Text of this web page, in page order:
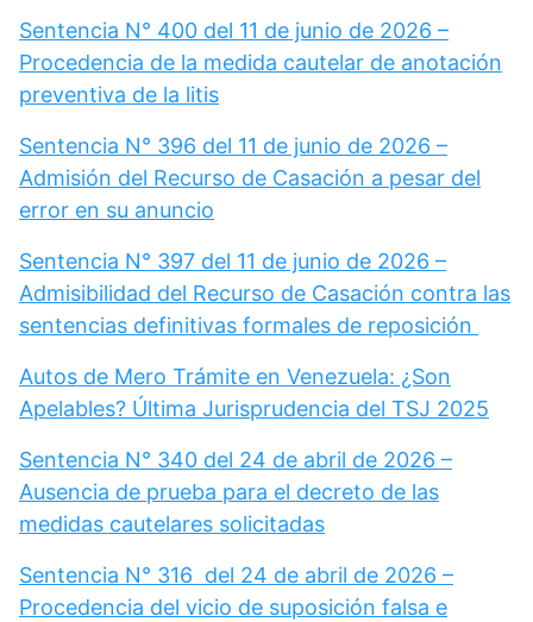
Sentencia N° 400 del 11 de junio de 2026 –
Procedencia de la medida cautelar de anotación
preventiva de la litis
Sentencia N° 396 del 11 de junio de 2026 –
Admisión del Recurso de Casación a pesar del
error en su anuncio
Sentencia N° 397 del 11 de junio de 2026 –
Admisibilidad del Recurso de Casación contra las
sentencias definitivas formales de reposición
Autos de Mero Trámite en Venezuela: ¿Son
Apelables? Última Jurisprudencia del TSJ 2025
Sentencia N° 340 del 24 de abril de 2026 –
Ausencia de prueba para el decreto de las
medidas cautelares solicitadas
Sentencia N° 316 del 24 de abril de 2026 –
Procedencia del vicio de suposición falsa e